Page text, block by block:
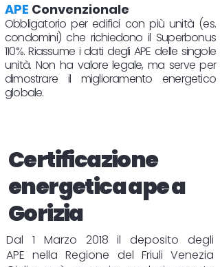
APE Convenzionale
Obbligatorio per edifici con più unità (es.
condomini) che richiedono il Superbonus
110%. Riassume i dati degli APE delle singole
unità. Non ha valore legale, ma serve per
dimostrare il miglioramento energetico
globale.
Certificazione
energetica ape a
Gorizia
Dal 1 Marzo 2018 il deposito degli
APE nella Regione del Friuli Venezia